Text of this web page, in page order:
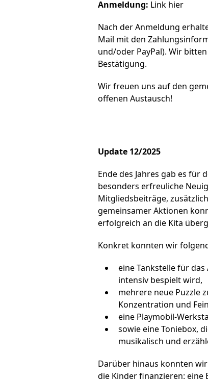
Anmeldung: Link hier
Nach der Anmeldung
Mail mit den
und/oder PayPal). Wir
Bestätigung.
Wir freuen uns auf den
offenen Austausch!
Update 12/2025
Ende des Jahres gab es für
besonders erfreuliche
Mitgliedsbeiträge,
gemeinsamer Aktionen
erfolgreich an die Kita
Konkret konnten wir
eine Tankstelle für
intensiv bespielt wird,
mehrere neue Puzzle
Konzentration und
eine Playmobil-
sowie eine Toniebox,
musikalisch und
Darüber hinaus konnten
die Kinder finanzieren: eine